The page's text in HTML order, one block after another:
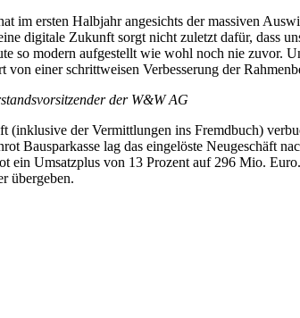
im ersten Halbjahr angesichts der massiven
digitale Zukunft sorgt nicht zuletzt dafür, dass
so modern aufgestellt wie wohl noch nie zuvor.
von einer schrittweisen Verbesserung der
der W&W AG
(inklusive der Vermittlungen ins Fremdbuch)
Bausparkasse lag das eingelöste Neugeschäft
ein Umsatzplus von 13 Prozent auf 296 Mio.
übergeben.